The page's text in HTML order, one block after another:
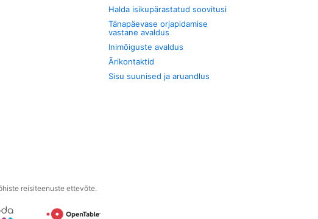
Halda isikupärastatud soovitusi
Tänapäevase orjapidamise
vastane avaldus
Inimõiguste avaldus
Ärikontaktid
Sisu suunised ja aruandlus
reisiteenuste ettevõte.